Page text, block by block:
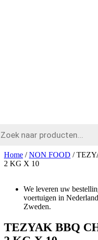
Home /NON FOOD /
2 KG X 10
We leveren uw
voertuigen in
Zweden.
TEZYAK BBQ